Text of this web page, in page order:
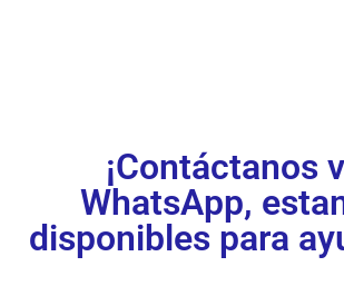
¡Contáctanos
WhatsApp,
disponibles para